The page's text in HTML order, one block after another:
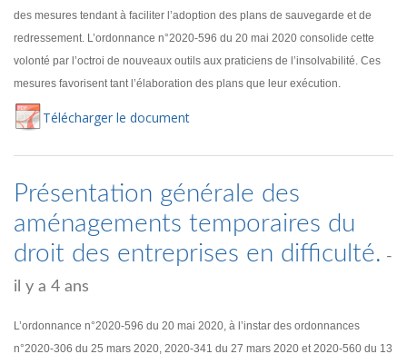
des mesures tendant à faciliter l’adoption des plans de sauvegarde et de
redressement. L’ordonnance n°2020-596 du 20 mai 2020 consolide cette
volonté par l’octroi de nouveaux outils aux praticiens de l’insolvabilité. Ces
mesures favorisent tant l’élaboration des plans que leur exécution.
Télécharger le document
Présentation générale des
aménagements temporaires du
droit des entreprises en difficulté. -
il y a 4 ans
L’ordonnance n°2020-596 du 20 mai 2020, à l’instar des ordonnances
n°2020-306 du 25 mars 2020, 2020-341 du 27 mars 2020 et 2020-560 du 13